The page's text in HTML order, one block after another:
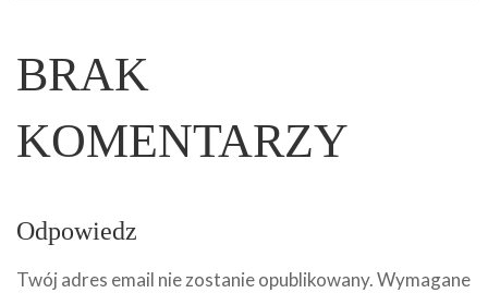
BRAK
KOMENTARZY
Odpowiedz
Twój adres email nie zostanie opublikowany.Wymagane